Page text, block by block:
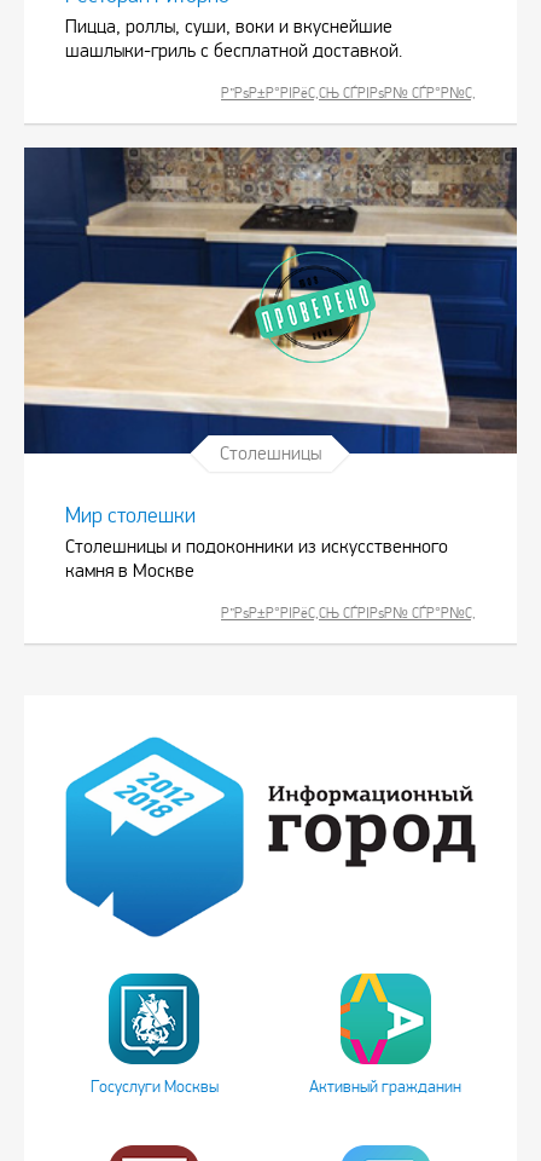
Пицца, роллы, суши, воки и вкуснейшие
шашлыки-гриль с бесплатной доставкой.
Р”РѕР±Р°РІРёС‚СЊ СЃРІРѕР№ СЃР°Р№С‚
Столешницы
Мир столешки
Столешницы и подоконники из искусственного
камня в Москве
Р”РѕР±Р°РІРёС‚СЊ СЃРІРѕР№ СЃР°Р№С‚
Госуслуги Москвы Активный гражданин